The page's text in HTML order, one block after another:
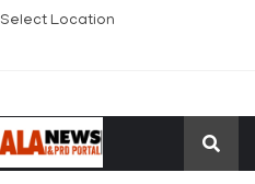
Select Location